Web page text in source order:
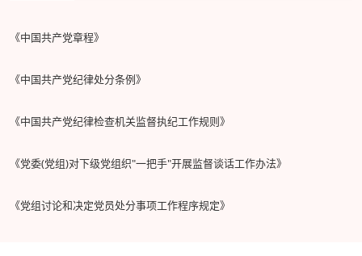
《中国共产党章程》
《中国共产党纪律处分条例》
《中国共产党纪律检查机关监督执纪工作规则》
《党委(党组)对下级党组织"一把手"开展监督谈话工作办法》
《党组讨论和决定党员处分事项工作程序规定》